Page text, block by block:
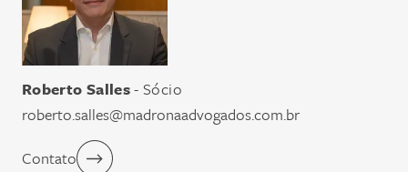
Roberto Salles- Sócio
roberto.salles@madronaadvogados.com.br
Contato